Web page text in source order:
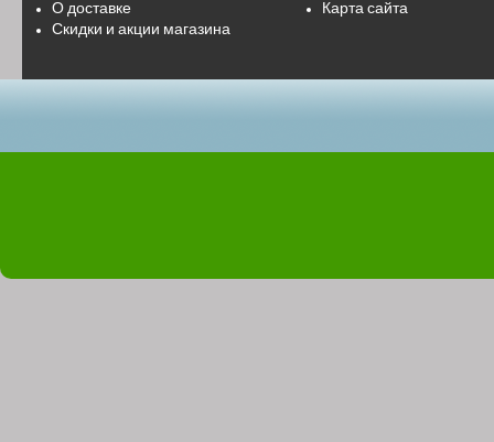
О доставке
Скидки и акции магазина
Карта сайта